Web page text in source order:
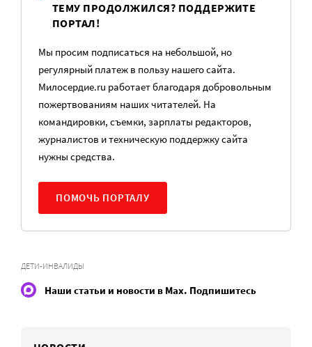
ТЕМУ ПРОДОЛЖИЛСЯ? ПОДДЕРЖИТЕ
ПОРТАЛ!
Мы просим подписаться на небольшой, но
регулярный платеж в пользу нашего сайта.
Милосердие.ru работает благодаря добровольным
пожертвованиям наших читателей. На
командировки, съемки, зарплаты редакторов,
журналистов и техническую поддержку сайта
нужны средства.
ПОМОЧЬ ПОРТАЛУ
ДЕТИ-ИНВАЛИДЫ
Наши статьи и новости в Max. Подпишитесь